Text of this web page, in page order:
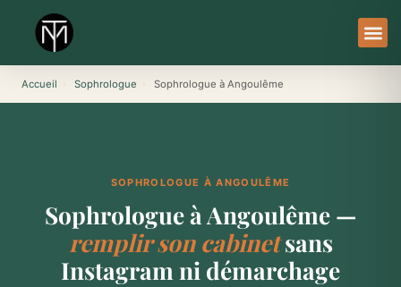
contenu
Accueil Sophrologue Sophrologue à Angoulême
SOPHROLOGUE À ANGOULÊME
Sophrologue à Angoulême —
remplir son cabinetsans
Instagram ni démarchage